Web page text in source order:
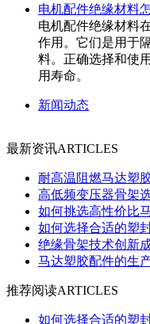
电机配件绝缘材料
电机配件绝缘材料
作用。它们是用于
料。正确选择和使
用寿命。
新闻动态
最新资讯ARTICLES
耐高温阻燃马达塑
高低频变压器骨架
如何挑选高性价比
如何选择合适的塑
绝缘骨架技术创新
马达塑胶配件的生
推荐阅读ARTICLES
如何选择合适的塑